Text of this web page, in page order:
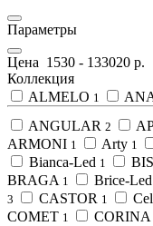
Параметры
Цена 1530 - 133020 р.
Коллекция
ALMELO 1
ANGULAR 2
ARMONI 1 Arty 1
Bianca-Led 1
BRAGA 1 Brice-Led
3 CASTOR 1
COMET 1 CORINA